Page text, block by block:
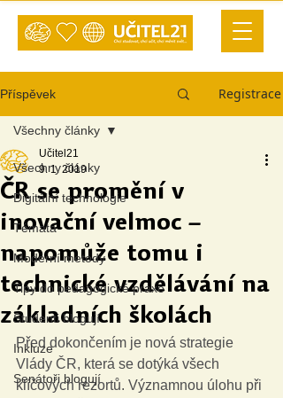
Příspěvek Registrace
Všechny články
Digitální technologie
Témata
Moderní metody
Tipy do pedagogické praxe
Studenti blogují
Inkluze
Senátoři blogují
Všechny články
ČR se promění v
inovační velmoc –
napomůže tomu i
technické vzdělávání na
základních školách
Učitel21
9. 1. 2019
Před dokončením je nová strategie
Vlády ČR, která se dotýká všech
klíčových rezortů. Významnou úlohu při